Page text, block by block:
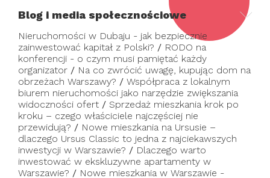
Blog i media społecznościowe
Nieruchomości w Dubaju - jak bezpiecznie
zainwestować kapitał z Polski? / RODO na
konferencji - o czym musi pamiętać każdy
organizator / Na co zwrócić uwagę, kupując dom na
obrzeżach Warszawy? / Współpraca z lokalnym
biurem nieruchomości jako narzędzie zwiększania
widoczności ofert / Sprzedaż mieszkania krok po
kroku – czego właściciele najczęściej nie
przewidują? / Nowe mieszkania na Ursusie –
dlaczego Ursus Classic to jedna z najciekawszych
inwestycji w Warszawie? / Dlaczego warto
inwestować w ekskluzywne apartamenty w
Warszawie? / Nowe mieszkania w Warszawie -